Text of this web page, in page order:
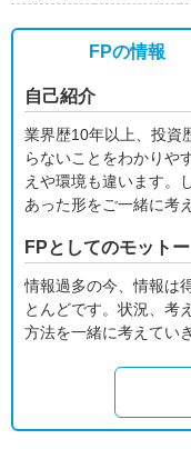
FPの情報
自己紹介
業界歴10年以上、投資
らないことをわかりや
えや環境も違います。
あった形をご一緒に考
FPとしてのモットー
情報過多の今、情報は
とんどです。状況、考
方法を一緒に考えてい